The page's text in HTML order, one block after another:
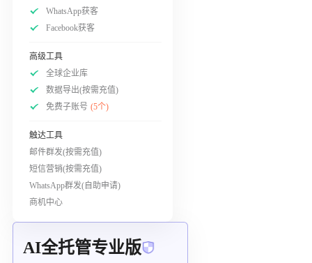
WhatsApp获客
Facebook获客
高级工具
全球企业库
数据导出(按需充值)
免费子账号 (5个)
触达工具
邮件群发(按需充值)
短信营销(按需充值)
WhatsApp群发(自助申请)
商机中心
AI全托管专业版